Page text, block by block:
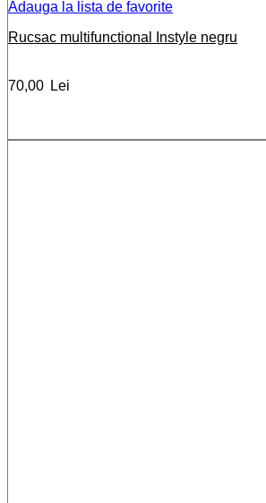
Adauga la lista de favorite
Rucsac multifunctional Instyle negru
70,00 Lei